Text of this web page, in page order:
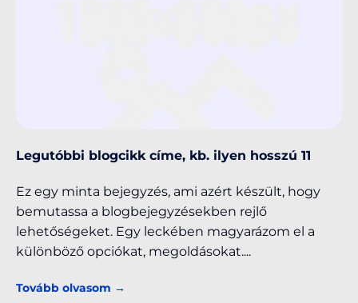
Legutóbbi blogcikk címe, kb. ilyen hosszú 11
Ez egy minta bejegyzés, ami azért készült, hogy
bemutassa a blogbejegyzésekben rejlő
lehetőségeket. Egy leckében magyarázom el a
különböző opciókat, megoldásokat.
Tovább olvasom →